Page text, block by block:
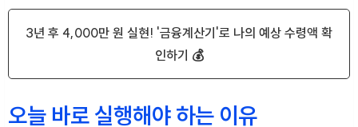
3년 후 4,000만 원 실현! '금융계산기'로 나의 예상 수령액 확
인하기 💰
오늘 바로 실행해야 하는 이유